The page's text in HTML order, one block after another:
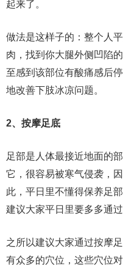
起来了。
做法是这样子的：整个人
肉，找到你大腿外侧凹陷
至感到该部位有酸痛感后
地改善下肢冰凉问题。
2、按摩足底
足部是人体最接近地面的
它，很容易被寒气侵袭，
此，平日里不懂得保养足
建议大家平日里要多多通
之所以建议大家通过按摩
有众多的穴位，这些穴位